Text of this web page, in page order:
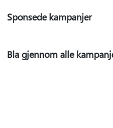
Sponsede kampanjer
Bla gjennom alle